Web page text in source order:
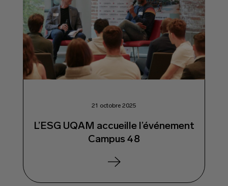
21 octobre 2025
L’ESG UQAM accueille l’événement
Campus 48